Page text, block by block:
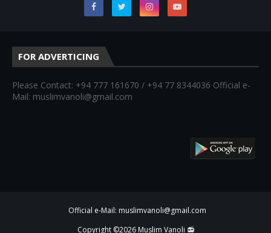
FOR ADVERTICING
Please Contact: +94 777 161670 / +94 77 8344036 Official e-
Mail: muslimvanoli@gmail.com
Official e-Mail: muslimvanoli@gmail.com
Copyright ©2026 Muslim Vanoli 📻